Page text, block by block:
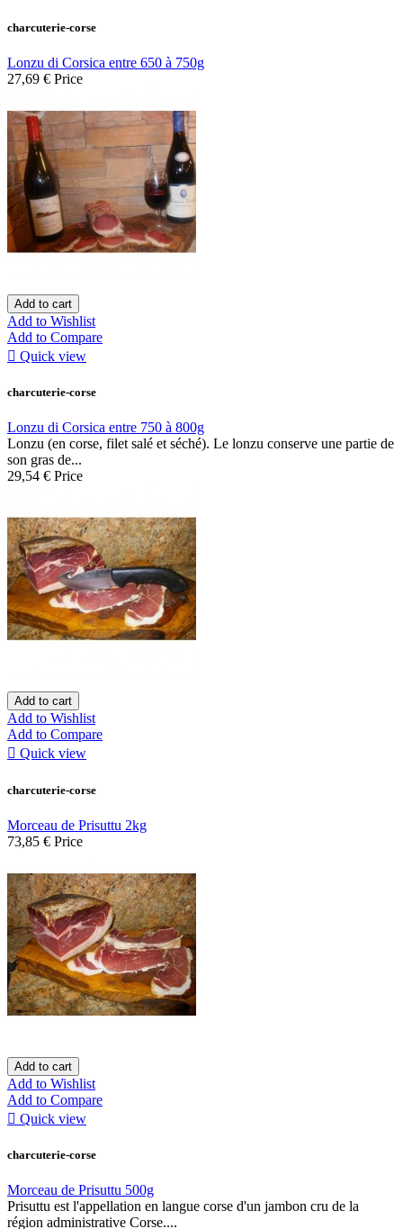
charcuterie-corse
Lonzu di Corsica entre 650 à 750g
27,69 € Price
Add to cart
Add to Wishlist
Add to Compare
 Quick view
charcuterie-corse
Lonzu di Corsica entre 750 à 800g
Lonzu (en corse, filet salé et séché). Le lonzu conserve une partie de
son gras de...
29,54 € Price
Add to cart
Add to Wishlist
Add to Compare
 Quick view
charcuterie-corse
Morceau de Prisuttu 2kg
73,85 € Price
Add to cart
Add to Wishlist
Add to Compare
 Quick view
charcuterie-corse
Morceau de Prisuttu 500g
Prisuttu est l'appellation en langue corse d'un jambon cru de la
région administrative Corse....